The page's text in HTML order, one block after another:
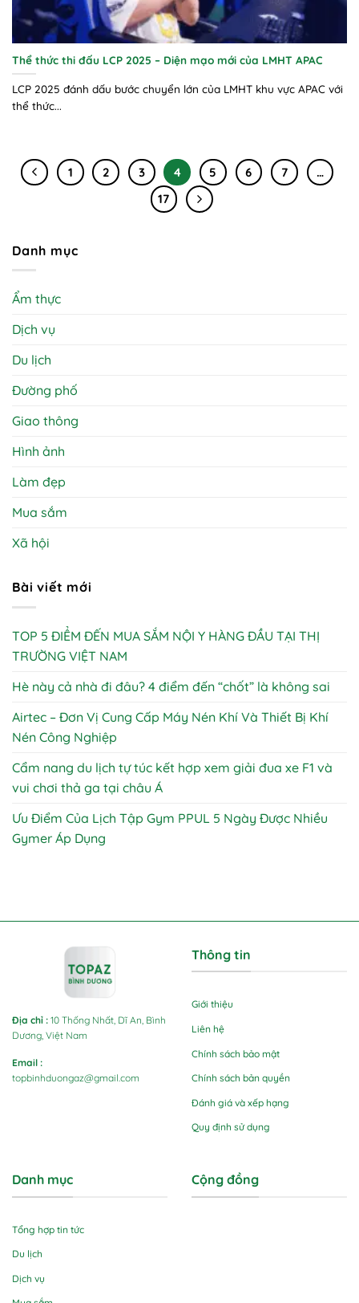
Thể thức thi đấu LCP 2025 – Diện mạo mới của LMHT APAC
LCP 2025 đánh dấu bước chuyển lớn của LMHT khu vực APAC với
thể thức...
1 2 3 4 5 6 7
…
17
Danh mục
Ẩm thực
Dịch vụ
Du lịch
Đường phố
Giao thông
Hình ảnh
Làm đẹp
Mua sắm
Xã hội
Bài viết mới
TOP 5 ĐIỂM ĐẾN MUA SẮM NỘI Y HÀNG ĐẦU TẠI THỊ
TRƯỜNG VIỆT NAM
Hè này cả nhà đi đâu? 4 điểm đến “chốt” là không sai
Airtec – Đơn Vị Cung Cấp Máy Nén Khí Và Thiết Bị Khí
Nén Công Nghiệp
Cẩm nang du lịch tự túc kết hợp xem giải đua xe F1 và
vui chơi thả ga tại châu Á
Ưu Điểm Của Lịch Tập Gym PPUL 5 Ngày Được Nhiều
Gymer Áp Dụng
Địa chỉ : 10 Thống Nhất, Dĩ An, Bình
Dương, Việt Nam
Email :
topbinhduongaz@gmail.com
Thông tin
Giới thiệu
Liên hệ
Chính sách bảo mật
Chính sách bản quyền
Đánh giá và xếp hạng
Quy định sử dụng
Danh mục
Tổng hợp tin tức
Du lịch
Dịch vụ
Cộng đồng